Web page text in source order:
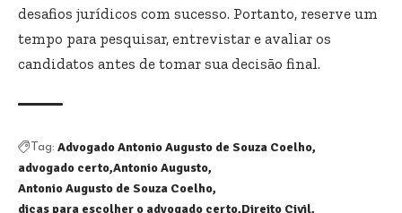
desafios jurídicos com sucesso. Portanto, reserve um
tempo para pesquisar, entrevistar e avaliar os
candidatos antes de tomar sua decisão final.
Tag: Advogado Antonio Augusto de Souza Coelho
advogado certo Antonio Augusto
Antonio Augusto de Souza Coelho
dicas para escolher o advogado certo Direito Civil